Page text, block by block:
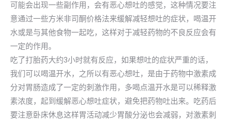
可能会出现一些副作用，会有恶心想吐的感觉，这种情况要注
意通过一些方米非司酮价格法来缓解减轻想吐的症状，喝温开
水或是与其他食物一起吃，这样对于减轻药物的不良反应会有
一定的作用。
吃了打胎药大约3小时就有反应，如果想吐的症状严重的话，
我们可以喝温开水，之所以有恶心想吐，是由于药物中激素成
分对胃肠造成了一定的刺激作用，多喝点温开水是可以稀释激
素浓度，起到缓解恶心想吐症状，避免把药物吐出来。吃药后
要注意卧床休息这样胃活动减少胃酸分泌也会减弱，对激素刺